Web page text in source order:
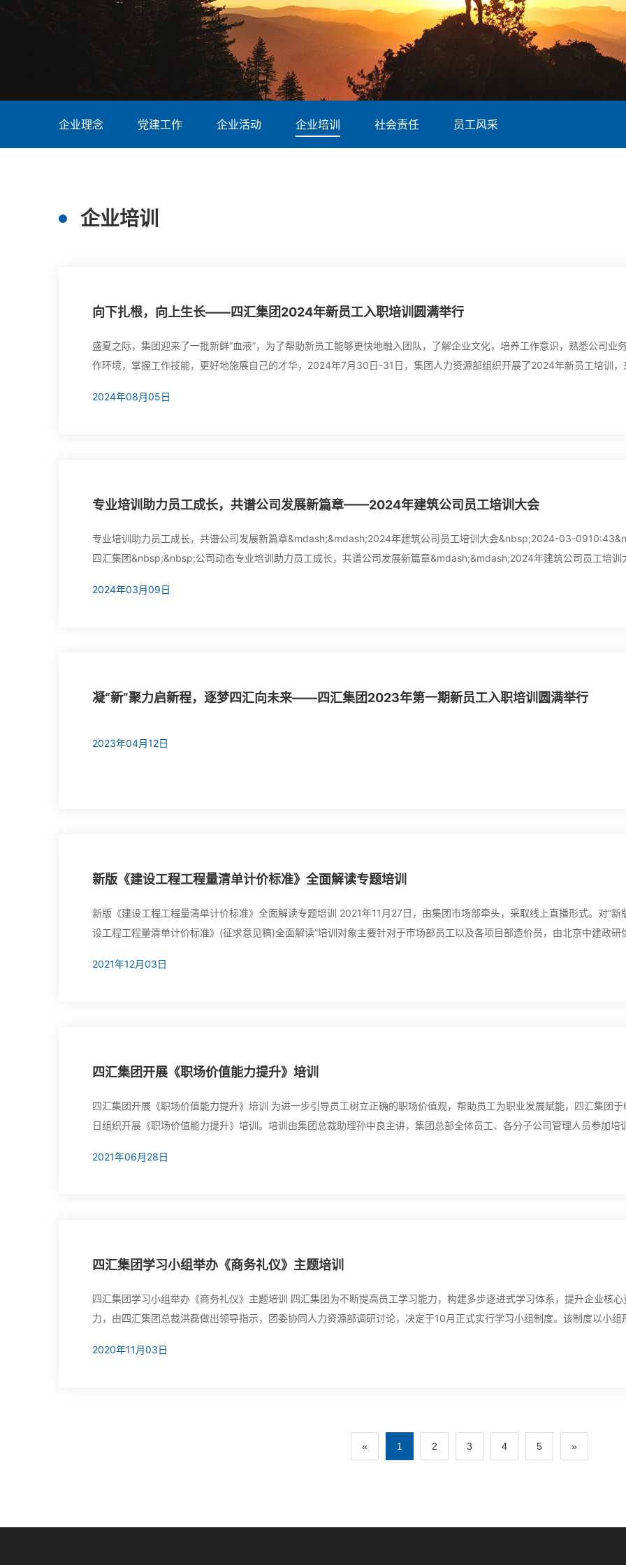
企业理念 党建工作 企业活动 企业培训 社会责任 员工风采
企业培训
向下扎根，向上生长——四汇集团2024年新员工入职培训圆满举行
盛夏之际，集团迎来了一批新鲜“血液”，为了帮助新员工能够更快地融入团队，了解企业文化，培养工作意识，熟悉公司业
作环境，掌握工作技能，更好地施展自己的才华，2024年7月30日-31日，集团人力资源部组织开展了2024年新员工培训，
2024年08月05日
专业培训助力员工成长，共谱公司发展新篇章——2024年建筑公司员工培训大会
专业培训助力员工成长，共谱公司发展新篇章&mdash;&mdash;2024年建筑公司员工培训大会&nbsp;2024-03-
四汇集团&nbsp;&nbsp;公司动态专业培训助力员工成长，共谱公司发展新篇章&mdash;&mdash;2024年建筑公司员工培训
2024年03月09日
凝“新”聚力启新程，逐梦四汇向未来——四汇集团2023年第一期新员工入职培训圆满举行
2023年04月12日
新版《建设工程工程量清单计价标准》全面解读专题培训
新版《建设工程工程量清单计价标准》全面解读专题培训 2021年11月27日，由集团市场部牵头，采取线上直播形式。对“新版《建
设工程工程量清单计价标准》(征求意见稿)全面解读”培训对象主要针对于市场部员工以及各项目部造价员，由北京中建政研
利于完善工程造...
2021年12月03日
四汇集团开展《职场价值能力提升》培训
四汇集团开展《职场价值能力提升》培训 为进一步引导员工树立正确的职场价值观，帮助员工为职业发展赋能，四汇集团
日组织开展《职场价值能力提升》培训。培训由集团总裁助理孙中良主讲，集团总部全体员工、各分子公司管理人员参加培
体问题进行剖析，并结合实际工作进行情景重现，在充分...
2021年06月28日
四汇集团学习小组举办《商务礼仪》主题培训
四汇集团学习小组举办《商务礼仪》主题培训 四汇集团为不断提高员工学习能力，构建多步逐进式学习体系，提升企业核心
力，由四汇集团总裁洪磊做出领导指示，团委协同人力资源部调研讨论，决定于10月正式实行学习小组制度。该制度以小组
成员积极参与培训。 四汇集团人力资源部根据实际...
2020年11月03日
« 1 2 3 4 5 »